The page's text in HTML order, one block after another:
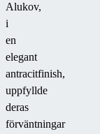
Alukov,
i
en
elegant
antracitfinish,
uppfyllde
deras
förväntningar